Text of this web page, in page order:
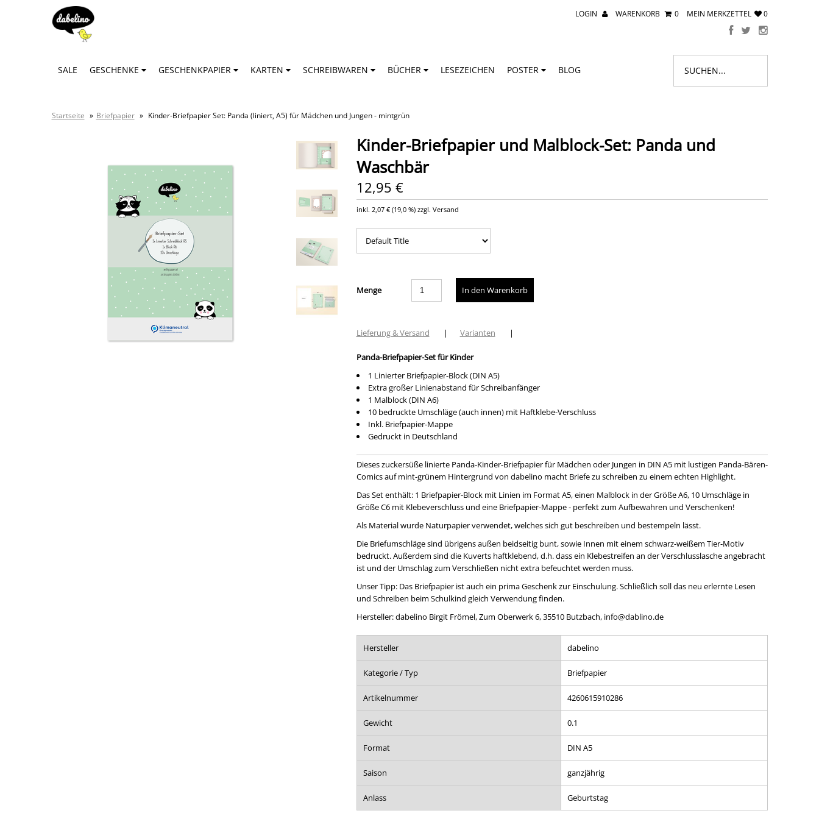
LOGIN WARENKORB 0 MEIN MERKZETTEL 0
SALE GESCHENKE GESCHENKPAPIER KARTEN SCHREIBWAREN BÜCHER LESEZEICHEN POSTER BLOG
Startseite » Briefpapier » Kinder-Briefpapier Set: Panda (liniert, A5) für Mädchen und Jungen - mintgrün
Kinder-Briefpapier und Malblock-Set: Panda und
Waschbär
12,95 €
inkl. 2,07 €(19,0 %) zzgl. Versand
Menge
Lieferung & Versand | Varianten |
Panda-Briefpapier-Set für Kinder
1 Linierter Briefpapier-Block (DIN A5)
Extra großer Linienabstand für Schreibanfänger
1 Malblock (DIN A6)
10 bedruckte Umschläge (auch innen) mit Haftklebe-Verschluss
Inkl. Briefpapier-Mappe
Gedruckt in Deutschland
Dieses zuckersüße linierte Panda-Kinder-Briefpapier für Mädchen oder Jungen in DIN A5 mit lustigen Panda-Bären-
Comics auf mint-grünem Hintergrund von dabelino macht Briefe zu schreiben zu einem echten Highlight.
Das Set enthält: 1 Briefpapier-Block mit Linien im Format A5, einen Malblock in der Größe A6, 10 Umschläge in
Größe C6 mit Klebeverschluss und eine Briefpapier-Mappe - perfekt zum Aufbewahren und Verschenken!
Als Material wurde Naturpapier verwendet, welches sich gut beschreiben und bestempeln lässt.
Die Briefumschläge sind übrigens außen beidseitig bunt, sowie Innen mit einem schwarz-weißem Tier-Motiv
bedruckt. Außerdem sind die Kuverts haftklebend, d.h. dass ein Klebestreifen an der Verschlusslasche angebracht
ist und der Umschlag zum Verschließen nicht extra befeuchtet werden muss.
Unser Tipp: Das Briefpapier ist auch ein prima Geschenk zur Einschulung. Schließlich soll das neu erlernte Lesen
und Schreiben beim Schulkind gleich Verwendung finden.
Hersteller: dabelino Birgit Frömel, Zum Oberwerk 6, 35510 Butzbach, info@dablino.de
Hersteller dabelino
Kategorie / Typ Briefpapier
Artikelnummer 4260615910286
Gewicht 0.1
Format DIN A5
Saison ganzjährig
Anlass Geburtstag